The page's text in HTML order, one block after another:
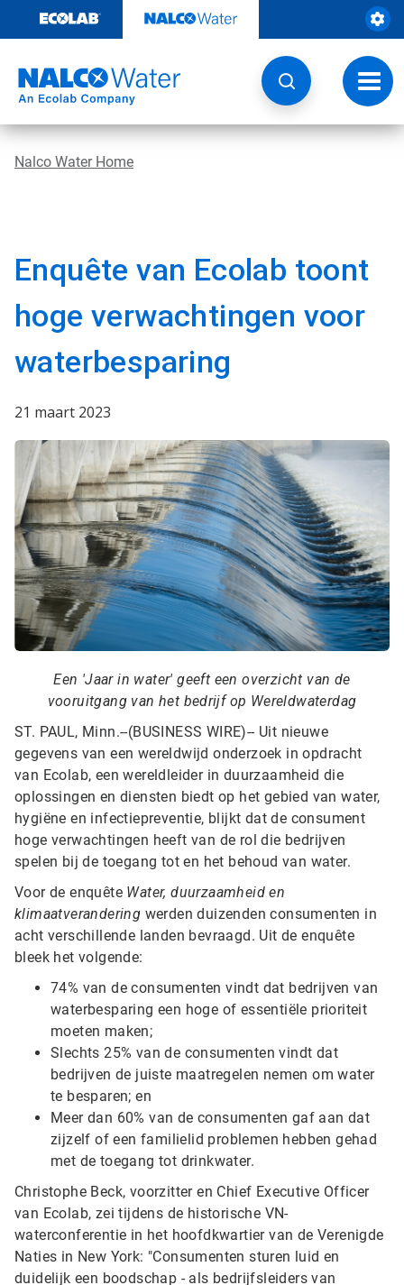
content
Nalco Water Home
Enquête van Ecolab toont
hoge verwachtingen voor
waterbesparing
21 maart 2023
Een 'Jaar in water' geeft een overzicht van de
vooruitgang van het bedrijf op Wereldwaterdag
ST. PAUL, Minn.--(BUSINESS WIRE)-- Uit nieuwe
gegevens van een wereldwijd onderzoek in opdracht
van Ecolab, een wereldleider in duurzaamheid die
oplossingen en diensten biedt op het gebied van water,
hygiëne en infectiepreventie, blijkt dat de consument
hoge verwachtingen heeft van de rol die bedrijven
spelen bij de toegang tot en het behoud van water.
Voor de enquête Water, duurzaamheid en
klimaatverandering werden duizenden consumenten in
acht verschillende landen bevraagd. Uit de enquête
bleek het volgende:
74% van de consumenten vindt dat bedrijven van
waterbesparing een hoge of essentiële prioriteit
moeten maken;
Slechts 25% van de consumenten vindt dat
bedrijven de juiste maatregelen nemen om water
te besparen; en
Meer dan 60% van de consumenten gaf aan dat
zijzelf of een familielid problemen hebben gehad
met de toegang tot drinkwater.
Christophe Beck, voorzitter en Chief Executive Officer
van Ecolab, zei tijdens de historische VN-
waterconferentie in het hoofdkwartier van de Verenigde
Naties in New York: "Consumenten sturen luid en
duidelijk een boodschap - als bedrijfsleiders van